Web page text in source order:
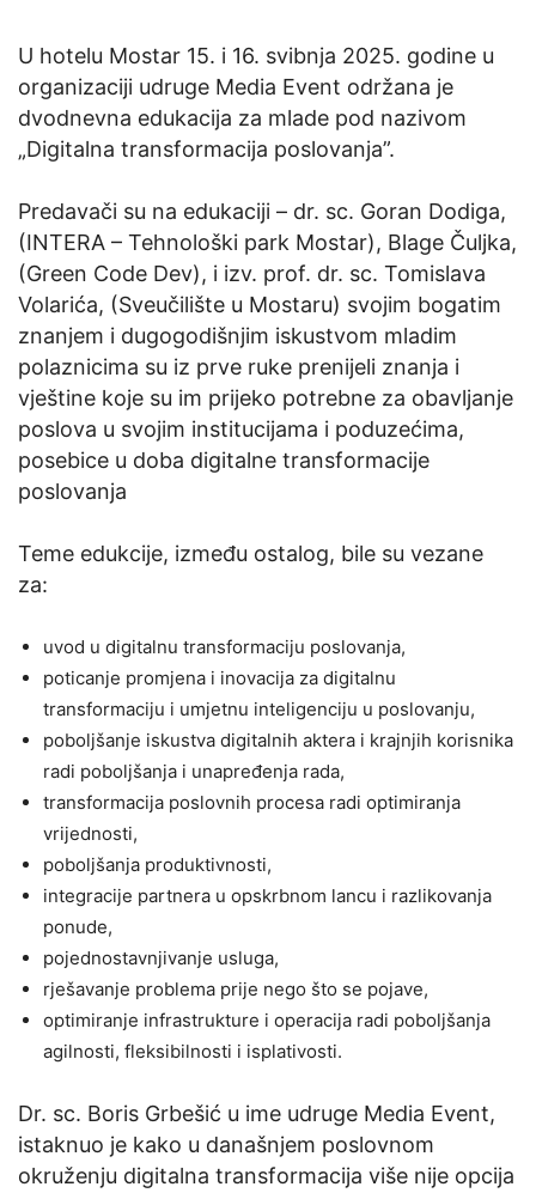
U hotelu Mostar 15. i 16. svibnja 2025. godine u
organizaciji udruge Media Event održana je
dvodnevna edukacija za mlade pod nazivom
„Digitalna transformacija poslovanja”.
Predavači su na edukaciji – dr. sc. Goran Dodiga,
(INTERA – Tehnološki park Mostar), Blage Čuljka,
(Green Code Dev), i izv. prof. dr. sc. Tomislava
Volarića, (Sveučilište u Mostaru) svojim bogatim
znanjem i dugogodišnjim iskustvom mladim
polaznicima su iz prve ruke prenijeli znanja i
vještine koje su im prijeko potrebne za obavljanje
poslova u svojim institucijama i poduzećima,
posebice u doba digitalne transformacije
poslovanja
Teme edukcije, između ostalog, bile su vezane
za:
uvod u digitalnu transformaciju poslovanja,
poticanje promjena i inovacija za digitalnu
transformaciju i umjetnu inteligenciju u poslovanju,
poboljšanje iskustva digitalnih aktera i krajnjih korisnika
radi poboljšanja i unapređenja rada,
transformacija poslovnih procesa radi optimiranja
vrijednosti,
poboljšanja produktivnosti,
integracije partnera u opskrbnom lancu i razlikovanja
ponude,
pojednostavnjivanje usluga,
rješavanje problema prije nego što se pojave,
optimiranje infrastrukture i operacija radi poboljšanja
agilnosti, fleksibilnosti i isplativosti.
Dr. sc. Boris Grbešić u ime udruge Media Event,
istaknuo je kako u današnjem poslovnom
okruženju digitalna transformacija više nije opcija